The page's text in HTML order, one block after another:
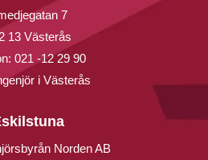
7
13 Västerås
021 -12 29 90
i Västerås
Norden AB